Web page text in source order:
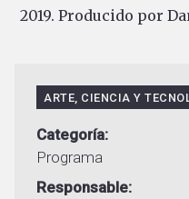
2019. Producido por
ARTE, CIENCIA Y
Categoría
Programa
Responsable